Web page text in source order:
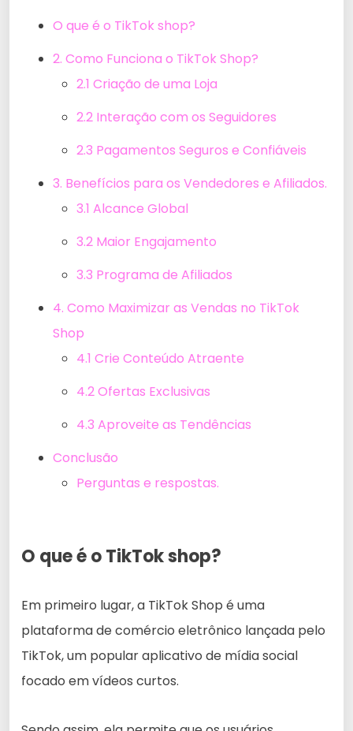
O que é o TikTok shop?
2. Como Funciona o TikTok Shop?
2.1 Criação de uma Loja
2.2 Interação com os Seguidores
2.3 Pagamentos Seguros e Confiáveis
3. Benefícios para os Vendedores e Afiliados.
3.1 Alcance Global
3.2 Maior Engajamento
3.3 Programa de Afiliados
4. Como Maximizar as Vendas no TikTok
Shop
4.1 Crie Conteúdo Atraente
4.2 Ofertas Exclusivas
4.3 Aproveite as Tendências
Conclusão
Perguntas e respostas.
O que é o TikTok shop?
Em primeiro lugar, a TikTok Shop é uma
plataforma de comércio eletrônico lançada pelo
TikTok, um popular aplicativo de mídia social
focado em vídeos curtos.